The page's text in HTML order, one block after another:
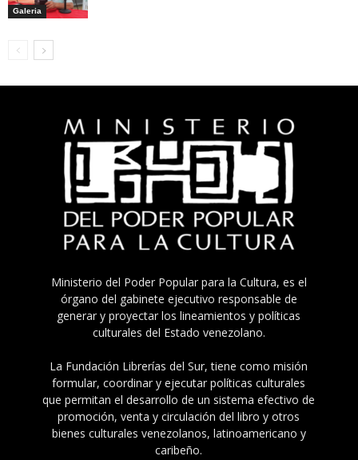
Galeria
Ministerio del Poder Popular para la Cultura, es el
órgano del gabinete ejecutivo responsable de
generar y proyectar los lineamientos y políticas
culturales del Estado venezolano.
La Fundación Librerías del Sur, tiene como misión
formular, coordinar y ejecutar políticas culturales
que permitan el desarrollo de un sistema efectivo de
promoción, venta y circulación del libro y otros
bienes culturales venezolanos, latinoamericano y
caribeño.